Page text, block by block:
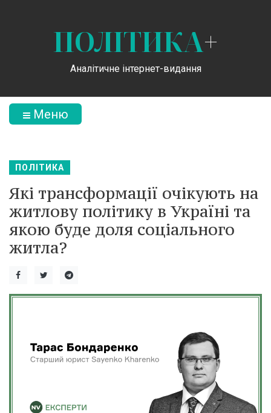
ПОЛІТИКА+
Аналітичне інтернет-видання
Меню
ПОЛІТИКА
Які трансформації очікують на
житлову політику в Україні та
якою буде доля соціального
житла?